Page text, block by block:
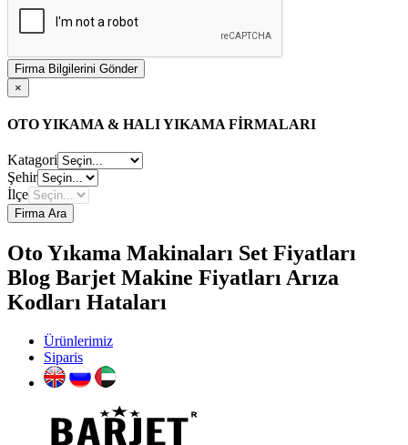
Firma Bilgilerini Gönder
×
OTO YIKAMA & HALI YIKAMA FİRMALARI
Katagori
Şehir
İlçe
Firma Ara
Oto Yıkama Makinaları Set Fiyatları
Blog Barjet Makine Fiyatları Arıza
Kodları Hataları
Ürünlerimiz
Siparis